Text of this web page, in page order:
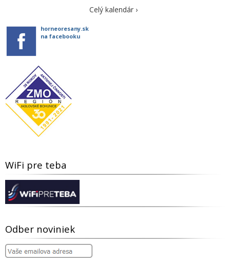
Celý kalendár ›
horneoresany.sk
na facebooku
WiFi pre teba
Odber noviniek